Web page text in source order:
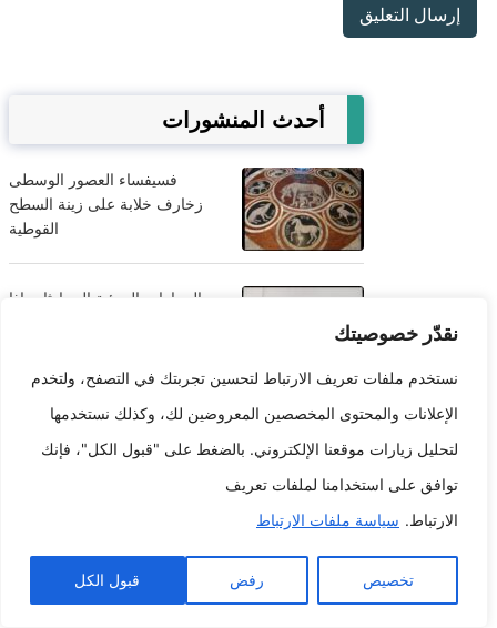
نقدّر خصوصيتك
نستخدم ملفات تعريف الارتباط لتحسين تجربتك في التصفح، ولتخدم
الإعلانات والمحتوى المخصصين المعروضين لك، وكذلك نستخدمها
لتحليل زيارات موقعنا الإلكتروني. بالضغط على "قبول الكل"، فإنك
توافق على استخدامنا لملفات تعريف
الارتباط. سياسة ملفات الارتباط
تخصيص رفض قبول الكل
أحدث المنشورات
فسيفساء العصور الوسطى
زخارف خلابة على زينة السطح
القوطية
الحوارات المرئية المحادثات إذا
عجائب بيئية كيف تغير الاختراعات
المستدامة الساحة
عصر
الإرشادات:
نصائح حول